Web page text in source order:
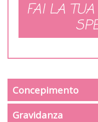
FAI LA
Concepimento
Gravidanza